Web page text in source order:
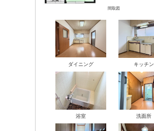
間取図
ダイニング キッチン
浴室 洗面所